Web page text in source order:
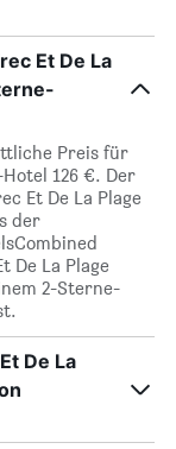
Et De La
Preis für
126 €. Der
Et De La Plage
der
De La Plage
2-Sterne-
De La